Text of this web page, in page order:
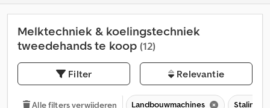
Melktechniek & koelingstechniek
tweedehands te koop (12)
Filter Relevantie
Alle filters verwijderen Landbouwmachines